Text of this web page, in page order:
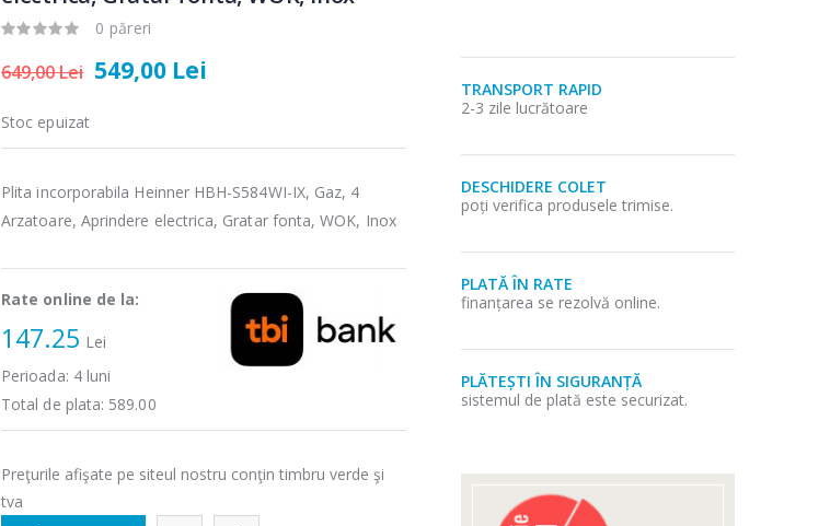
0 păreri
649,00 Lei 549,00 Lei
Stoc epuizat
Plita incorporabila Heinner HBH-S584WI-IX, Gaz, 4
Arzatoare, Aprindere electrica, Gratar fonta, WOK, Inox
Rate online de la:
147.25 Lei
Perioada: 4luni
Total de plata: 589.00
Preţurile afişate pe siteul nostru conţin timbru verde şi
tva
TRANSPORT RAPID
2-3 zile lucrătoare
DESCHIDERE COLET
poți verifica produsele trimise.
PLATĂ ÎN RATE
finanțarea se rezolvă online.
PLĂTEȘTI ÎN SIGURANȚĂ
sistemul de plată este securizat.